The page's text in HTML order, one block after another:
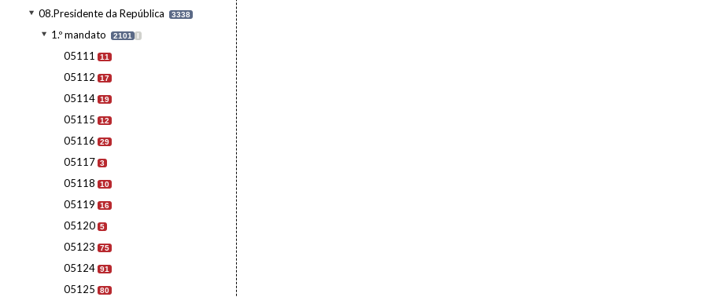
08.Presidente da República 3338
1.º mandato 2101 I
05111 11
05112 17
05114 19
05115 12
05116 29
05117 3
05118 10
05119 16
05120 5
05123 75
05124 91
05125 80